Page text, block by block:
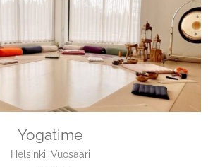
Yogatime
Helsinki, Vuosaari